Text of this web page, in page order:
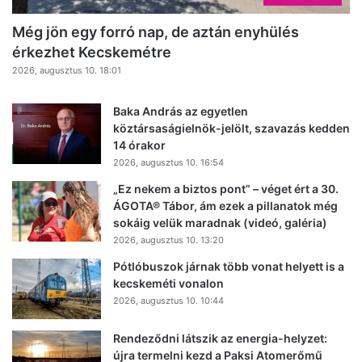
Még jön egy forró nap, de aztán enyhülés
érkezhet Kecskemétre
2026, augusztus 10. 18:01
Baka András az egyetlen
köztársaságielnök-jelölt, szavazás kedden
14 órakor
2026, augusztus 10. 16:54
„Ez nekem a biztos pont” – véget ért a 30.
ÁGOTA® Tábor, ám ezek a pillanatok még
sokáig velük maradnak (videó, galéria)
2026, augusztus 10. 13:20
Pótlóbuszok járnak több vonat helyett is a
kecskeméti vonalon
2026, augusztus 10. 10:44
Rendeződni látszik az energia-helyzet:
újra termelni kezd a Paksi Atomerőmű